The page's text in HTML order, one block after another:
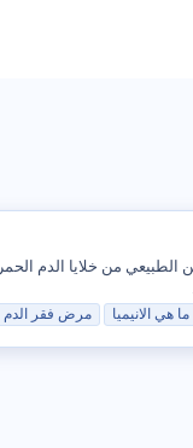
من خلايا الدم
ما هي الانيميا مرض فقر الدم